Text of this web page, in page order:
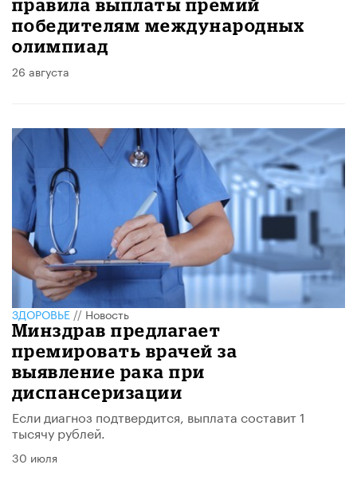
правила выплаты премий
победителям международных
олимпиад
26 августа
ЗДОРОВЬЕ//Новость
Минздрав предлагает
премировать врачей за
выявление рака при
диспансеризации
Если диагноз подтвердится, выплата составит 1
тысячу рублей.
30 июля